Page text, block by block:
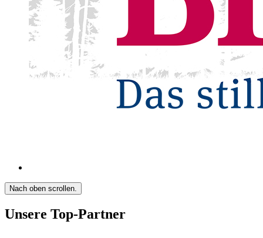
Nach oben scrollen.
Unsere Top-Partner